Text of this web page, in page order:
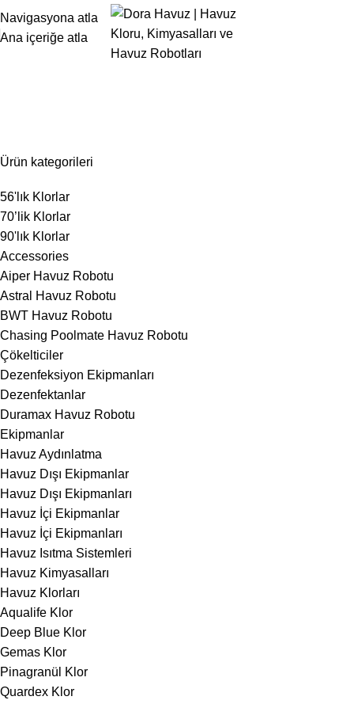
Navigasyona atla
Ana içeriğe atla
Ürün kategorileri
56'lık Klorlar
70’lik Klorlar
90'lık Klorlar
Accessories
Aiper Havuz Robotu
Astral Havuz Robotu
BWT Havuz Robotu
Chasing Poolmate Havuz Robotu
Çökelticiler
Dezenfeksiyon Ekipmanları
Dezenfektanlar
Duramax Havuz Robotu
Ekipmanlar
Havuz Aydınlatma
Havuz Dışı Ekipmanlar
Havuz Dışı Ekipmanları
Havuz İçi Ekipmanlar
Havuz İçi Ekipmanları
Havuz Isıtma Sistemleri
Havuz Kimyasalları
Havuz Klorları
Aqualife Klor
Deep Blue Klor
Gemas Klor
Pinagranül Klor
Quardex Klor